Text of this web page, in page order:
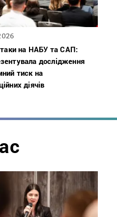
на НАБУ та САП:
дослідження
тиск на
діячів